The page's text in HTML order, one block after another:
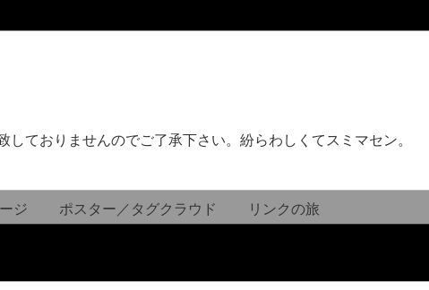
しておりませんのでご了承下さい。紛らわしくてスミマセン。
ジ ポスター／タグクラウド リンクの旅